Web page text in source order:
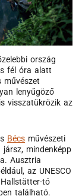
ország
fél óra alatt
művészet
lenyűgöző
visszatükrözik az
Bécs művészeti
mindenképp
Ausztria
az UNESCO
tó
található.